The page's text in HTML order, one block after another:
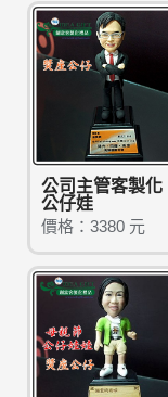
公司主管客製化
公仔娃
價格：3380 元